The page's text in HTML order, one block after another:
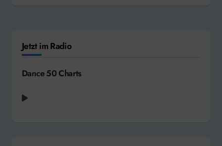
Jetzt im Radio
Dance 50 Charts